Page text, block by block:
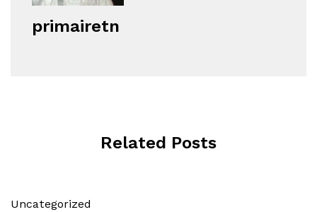
primairetn
Related Posts
Uncategorized